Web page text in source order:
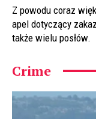
Z powodu coraz
apel dotyczący
także wielu posłów.
Crime